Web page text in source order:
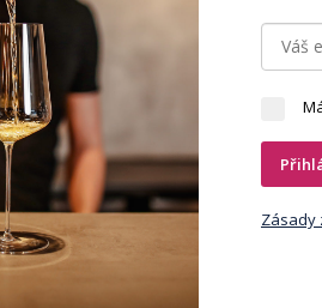
trh. Výsledkem je šťavnatá, středně
údajů
Zásady